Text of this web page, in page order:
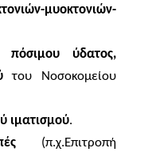
μυοκτονιών-
πόσιμου ύδατος,
του Νοσοκομείου
ιματισμού.
(π.χ.Eπιτροπή